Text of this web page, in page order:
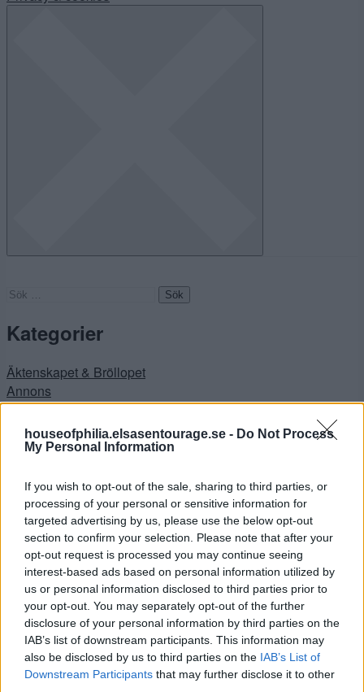
houseofphilia.elsasentourage.se - Do Not Process
My Personal Information
If you wish to opt-out of the sale, sharing to third parties, or
processing of your personal or sensitive information for
targeted advertising by us, please use the below opt-out
section to confirm your selection. Please note that after your
opt-out request is processed you may continue seeing
interest-based ads based on personal information utilized by
us or personal information disclosed to third parties prior to
your opt-out. You may separately opt-out of the further
disclosure of your personal information by third parties on the
IAB’s list of downstream participants. This information may
also be disclosed by us to third parties on the IAB’s List of
Downstream Participants that may further disclose it to other
Sök
Kategorier
Äktenskapet & Bröllopet
Annons
ANNONS INREDA.COM
Badrummet
Badrummet
Bloggeventet 2012
Busen
Buses Nya Rum
Buses rum
Buses rum
Dagens Buse
Dagens Noah
DIY
Drömmen
Ewa i Walla
Filmklipp